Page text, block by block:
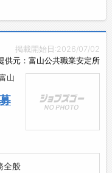
掲載開始日:2026/07/02
供元：富山公共職業安定所
山
全般